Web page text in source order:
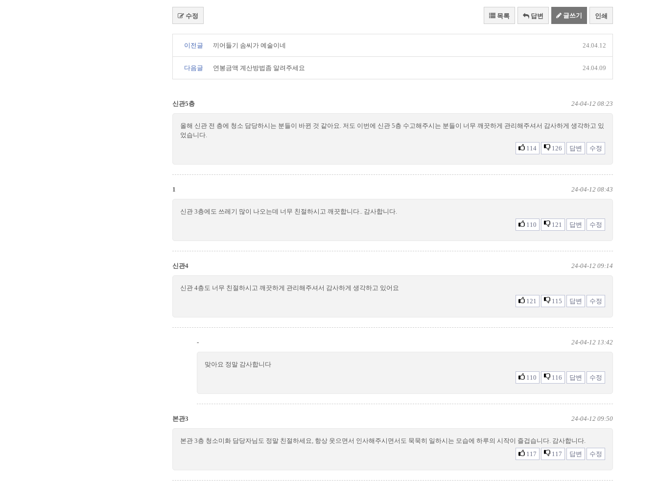
수정 목록 답변 글쓰기 인쇄
이전글 끼어들기 솜씨가 예술이네 24.04.12
다음글 연봉금액 계산방법좀 알려주세요 24.04.09
신관5층 24-04-12 08:23
올해 신관 전 층에 청소 담당하시는 분들이 바뀐 것 같아요. 저도 이번에 신관 5층 수고해주시는 분들이 너무 깨끗하게 관리해주셔서 감사하게 생각하고 있
었습니다.
114
126 답변 수정
1 24-04-12 08:43
신관 3층에도 쓰레기 많이 나오는데 너무 친절하시고 깨끗합니다.. 감사합니다.
110
121 답변 수정
신관4 24-04-12 09:14
신관 4층도 너무 친절하시고 깨끗하게 관리해주셔서 감사하게 생각하고 있어요
121
115 답변 수정
- 24-04-12 13:42
맞아요 정말 감사합니다
110
116 답변 수정
본관3 24-04-12 09:50
본관 3층 청소미화 담당자님도 정말 친절하세요, 항상 웃으면서 인사해주시면서도 묵묵히 일하시는 모습에 하루의 시작이 즐겁습니다. 감사합니다.
117
117 답변 수정